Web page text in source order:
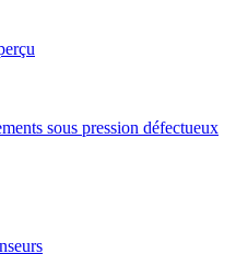
sous pression défectueux